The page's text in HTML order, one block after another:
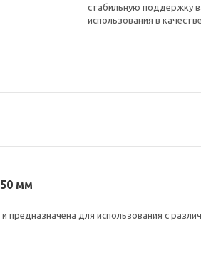
стабильную поддержку
использования в
мм
для использования с